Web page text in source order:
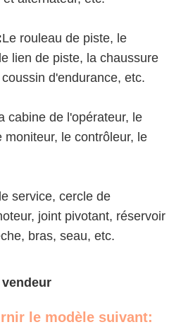
Le rouleau de piste, le
lien de piste, la chaussure
d'endurance, etc.
cabine de l'opérateur, le
moniteur, le contrôleur, le
service, cercle de
joint pivotant, réservoir
bras, seau, etc.
le modèle suivant: